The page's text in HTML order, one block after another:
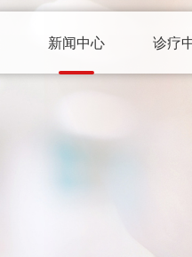
新闻中心 诊疗